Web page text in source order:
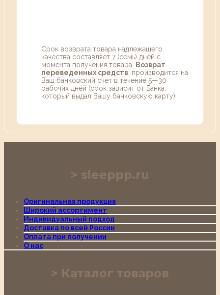
Срок возврата товара надлежащего
качества составляет 7 (семь) дней с
момента получения товара.
Возврат
переведенных средств , производится на
Ваш банковский счет в течение 5—30
рабочих дней (срок зависит от Банка,
который выдал Вашу банковскую карту).
sleeppp.ru
Оригинальная продукция
Широкий ассортимент
Индивидуальный подход
Доставка по всей России
Оплата при получении
О нас
Каталог товаров